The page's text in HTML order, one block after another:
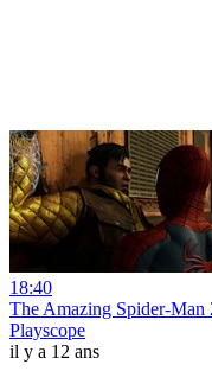
18:40
The Amazing Spider-
Playscope
il y a 12 ans